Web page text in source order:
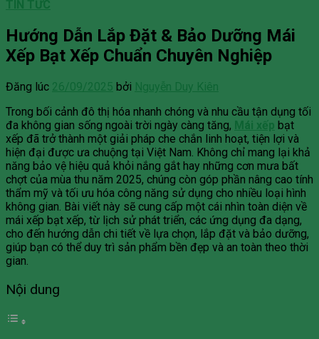
TIN TỨC
Hướng Dẫn Lắp Đặt & Bảo Dưỡng Mái
Xếp Bạt Xếp Chuẩn Chuyên Nghiệp
Đăng lúc 26/09/2025 bởi Nguyễn Duy Kiên
Trong bối cảnh đô thị hóa nhanh chóng và nhu cầu tận dụng tối
đa không gian sống ngoài trời ngày càng tăng, Mái xếp bạt
xếp đã trở thành một giải pháp che chắn linh hoạt, tiện lợi và
hiện đại được ưa chuộng tại Việt Nam. Không chỉ mang lại khả
năng bảo vệ hiệu quả khỏi nắng gắt hay những cơn mưa bất
chợt của mùa thu năm 2025, chúng còn góp phần nâng cao tính
thẩm mỹ và tối ưu hóa công năng sử dụng cho nhiều loại hình
không gian. Bài viết này sẽ cung cấp một cái nhìn toàn diện về
mái xếp bạt xếp, từ lịch sử phát triển, các ứng dụng đa dạng,
cho đến hướng dẫn chi tiết về lựa chọn, lắp đặt và bảo dưỡng,
giúp bạn có thể duy trì sản phẩm bền đẹp và an toàn theo thời
gian.
Nội dung